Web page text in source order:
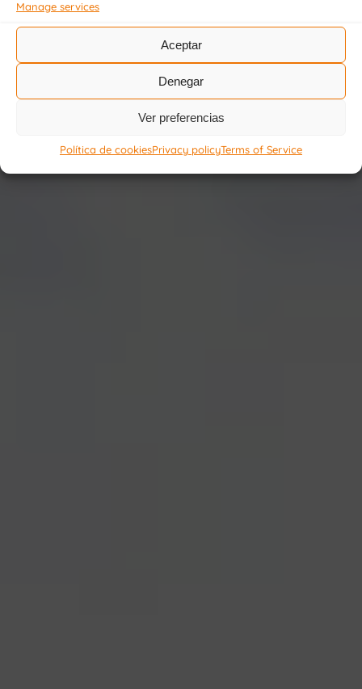
Manage services
Aceptar
Denegar
Ver preferencias
Política de cookiesPrivacy policyTerms of Service
Seville
Dolores Sopeña
Foundation